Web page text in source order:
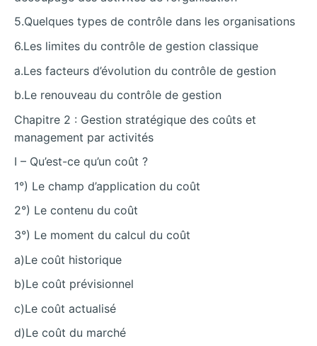
5.Quelques types de contrôle dans les organisations
6.Les limites du contrôle de gestion classique
a.Les facteurs d’évolution du contrôle de gestion
b.Le renouveau du contrôle de gestion
Chapitre 2 : Gestion stratégique des coûts et
management par activités
I – Qu’est-ce qu’un coût ?
1°) Le champ d’application du coût
2°) Le contenu du coût
3°) Le moment du calcul du coût
a)Le coût historique
b)Le coût prévisionnel
c)Le coût actualisé
d)Le coût du marché